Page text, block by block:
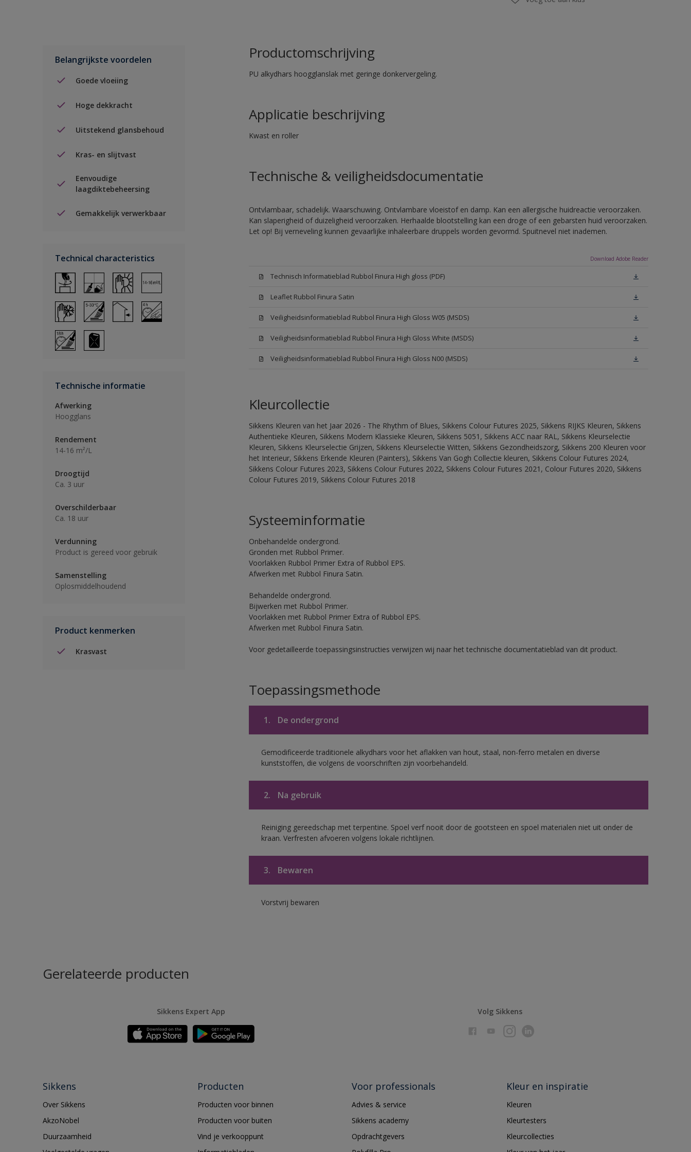
Belangrijkste voordelen
Goede vloeiing
Hoge dekkracht
Uitstekend glansbehoud
Kras- en slijtvast
Eenvoudige
laagdiktebeheersing
Gemakkelijk verwerkbaar
Technical characteristics
Technische informatie
Afwerking
Hoogglans
Rendement
14-16 m²/L
Droogtijd
Ca. 3 uur
Overschilderbaar
Ca. 18 uur
Verdunning
Product is gereed voor gebruik
Samenstelling
Oplosmiddelhoudend
Product kenmerken
Krasvast
Productomschrijving
PU alkydhars hoogglanslak met geringe donkervergeling.
Applicatie beschrijving
Kwast en roller
Technische & veiligheidsdocumentatie
Ontvlambaar, schadelijk. Waarschuwing. Ontvlambare vloeistof en damp. Kan een allergische huidreactie veroorzaken.
Kan slaperigheid of duizeligheid veroorzaken. Herhaalde blootstelling kan een droge of een gebarsten huid veroorzaken.
Let op! Bij verneveling kunnen gevaarlijke inhaleerbare druppels worden gevormd. Spuitnevel niet inademen.
Download Adobe Reader
Technisch Informatieblad Rubbol Finura High gloss (PDF)
Leaflet Rubbol Finura Satin
Veiligheidsinformatieblad Rubbol Finura High Gloss W05 (MSDS)
Veiligheidsinformatieblad Rubbol Finura High Gloss White (MSDS)
Veiligheidsinformatieblad Rubbol Finura High Gloss N00 (MSDS)
Kleurcollectie
Sikkens Kleuren van het Jaar 2026 - The Rhythm of Blues, Sikkens Colour Futures 2025, Sikkens RIJKS Kleuren, Sikkens
Authentieke Kleuren, Sikkens Modern Klassieke Kleuren, Sikkens 5051, Sikkens ACC naar RAL, Sikkens Kleurselectie
Kleuren, Sikkens Kleurselectie Grijzen, Sikkens Kleurselectie Witten, Sikkens Gezondheidszorg, Sikkens 200 Kleuren voor
het Interieur, Sikkens Erkende Kleuren (Painters), Sikkens Van Gogh Collectie kleuren, Sikkens Colour Futures 2024,
Sikkens Colour Futures 2023, Sikkens Colour Futures 2022, Sikkens Colour Futures 2021, Colour Futures 2020, Sikkens
Colour Futures 2019, Sikkens Colour Futures 2018
Systeeminformatie
Onbehandelde ondergrond.
Gronden met Rubbol Primer.
Voorlakken Rubbol Primer Extra of Rubbol EPS.
Afwerken met Rubbol Finura Satin.
Behandelde ondergrond.
Bijwerken met Rubbol Primer.
Voorlakken met Rubbol Primer Extra of Rubbol EPS.
Afwerken met Rubbol Finura Satin.
Voor gedetailleerde toepassingsinstructies verwijzen wij naar het technische documentatieblad van dit product.
Toepassingsmethode
1. De ondergrond
Gemodificeerde traditionele alkydhars voor het aflakken van hout, staal, non-ferro metalen en diverse
kunststoffen, die volgens de voorschriften zijn voorbehandeld.
2. Na gebruik
Reiniging gereedschap met terpentine. Spoel verf nooit door de gootsteen en spoel materialen niet uit onder de
kraan. Verfresten afvoeren volgens lokale richtlijnen.
3. Bewaren
Vorstvrij bewaren
Gerelateerde producten
Sikkens Expert App Volg Sikkens
Sikkens
Over Sikkens
AkzoNobel
Duurzaamheid
Producten
Producten voor binnen
Producten voor buiten
Vind je verkooppunt
Voor professionals
Advies & service
Sikkens academy
Opdrachtgevers
Kleur en inspiratie
Kleuren
Kleurtesters
Kleurcollecties